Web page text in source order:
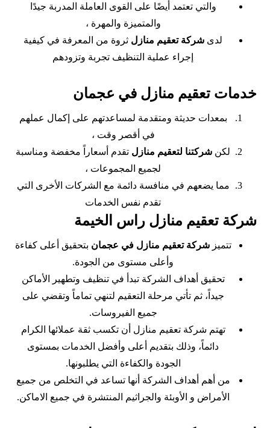
والتي تعتمد أيضًا على القوى العاملة المدربة جيدًا
والمتميزة والمهرة ،
لدى شركة تعقيم منازل ثروة من المعرفة في كيفية
إجراء عملية التنظيف تجربة وتزودهم
خدمات تعقيم منازل في عجمان
بمعدات حديثة ومتقدمة لمساعدتهم على إكمال عملهم
في أقصر وقت ،
لكن شركتنا لتعقيم منازل تقدم أسعاراً مخفضة ومناسبة
لجميع المجموعات ،
مما يضعهم في منافسة دائمة مع الشركات الأخرى التي
تقدم نفس الخدمات
شركة تعقيم منازل راس الخيمة
تتميزشركة تعقيم منازل في عجمان بتحقيق أعلى كفاءة
وأعلى مستوى من الجودة.
تحقيق أهداف الشركة تبدأ في تنظيف وتطهير الأماكن
جيداً، ثم تأتي مرحلة التعقيم لتنهي تماماً وتقضي على
جميع الفيروسات.
تهتم شركة تعقيم منازل أن تكسب ثقة عملائها الكرام
دائماً، وذلك بتقديم أعلى وأفضل الخدمات بمستوى
الجودة والكفاءة التي يطلبونها.
من أهم أهداف الشركة أنها تساعد في التخلص من جميع
الأمراض و الأوبئة والجراثيم المنتشرة في جميع الاماكن.